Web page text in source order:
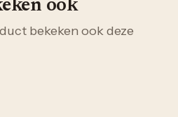
ook
bekeken ook deze